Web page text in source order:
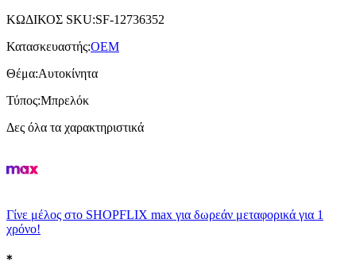
ΚΩΔΙΚΟΣ SKU:SF-12736352
Κατασκευαστής:OEM
Θέμα:Αυτοκίνητα
Τύπος:Μπρελόκ
Δες όλα τα χαρακτηριστικά
Γίνε μέλος στο SHOPFLIX max για δωρεάν μεταφορικά για 1
χρόνο!